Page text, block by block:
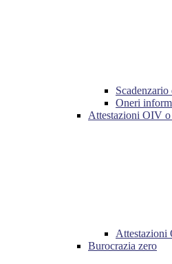
Oneri
Attestazioni OIV o
Attestazioni
Burocrazia zero